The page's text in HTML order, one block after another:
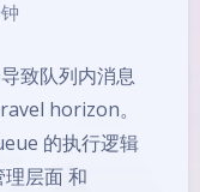
致队列内消息
horizon。
的执行逻辑
层面 和